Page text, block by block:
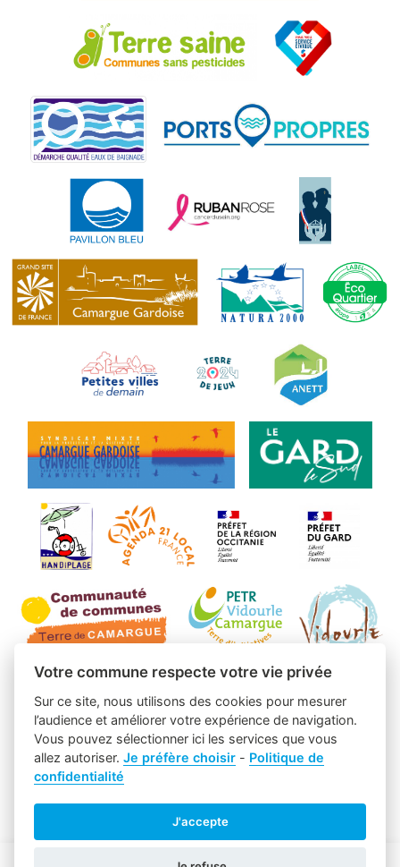
Votre commune respecte votre vie privée
Sur ce site, nous utilisons des cookies pour mesurer
l’audience et améliorer votre expérience de navigation.
Vous pouvez sélectionner ici les services que vous
allez autoriser.Je préfère choisir - Politique de
confidentialité
J'accepte